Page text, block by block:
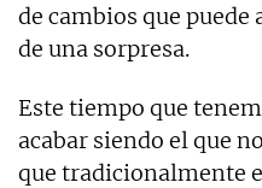
de cambios que puede
de una sorpresa.
Este tiempo que
acabar siendo el que
que tradicionalmente